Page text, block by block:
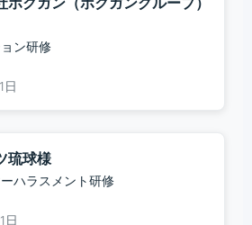
ン研修
日
琉球様
ハラスメント研修
日